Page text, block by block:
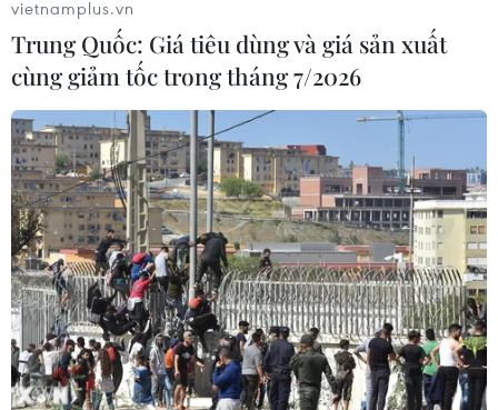
Sóc Trăng nâng cấp độ dịch COVID-19 lên
vietnamplus.vn
Trung Quốc: Giá tiêu dùng và giá sản xuất
cùng giảm tốc trong tháng 7/2026